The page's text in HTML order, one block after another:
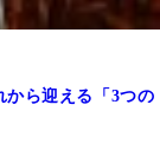
ら迎える「3つの